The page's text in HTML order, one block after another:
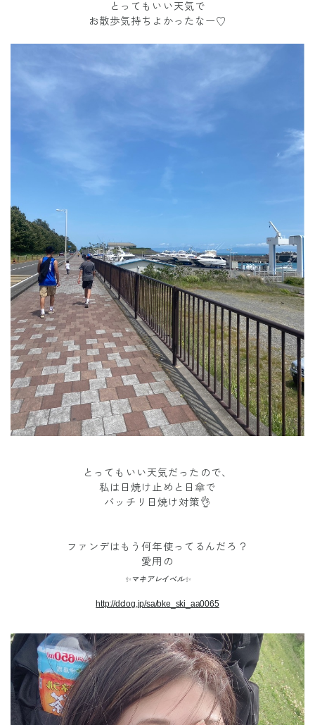
とってもいい天気で
お散歩気持ちよかったなー♡
とってもいい天気だったので、
私は日焼け止めと日傘で
バッチリ日焼け対策👌
ファンデはもう何年使ってるんだろ？
愛用の
✨マキアレイベル✨
http://dclog.jp/sa/bke_ski_aa0065